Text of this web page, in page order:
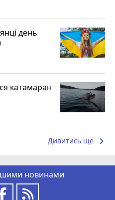
день
катамаран
Дивитись ще keyboard_arrow_right
новинами